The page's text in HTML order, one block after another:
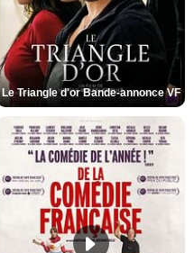
Le Triangle d'or Bande-annonce VF